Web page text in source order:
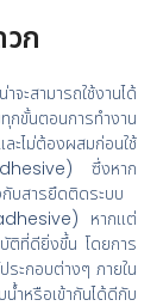
วก
ามารถใช้งานได้
กขั้นตอนการทำงาน
ะไม่ต้องผสมก่อนใช้
ซึ่งหาก
บสารยึดติดระบบ
หากแต่
ติที่ดียิ่งขึ้น โดยการ
ะกอบต่างๆ ภายใน
ำหรือเข้ากันได้ดีกับ